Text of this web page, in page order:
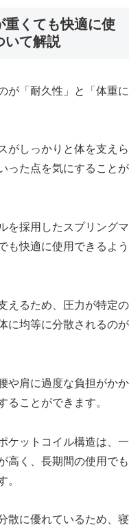
重くても快適に使
いて解説
が「耐久性」と「体重に
がしっかりと体を支えら
った点を気にすることが
を採用したスプリングマ
も快適に使用できるよう
えるため、圧力が特定の
に均等に分散されるのが
や肩に過度な負担がかか
ることができます。
ケットコイル構造は、一
高く、長期間の使用でも
。
散に優れているため、寝